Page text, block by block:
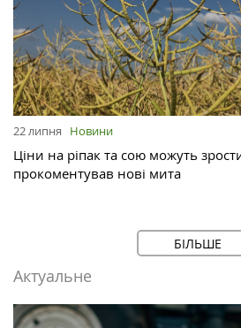
22 липня Новини
Ціни на ріпак та сою можуть
прокоментував нові мита
БІЛЬШЕ
Актуальне